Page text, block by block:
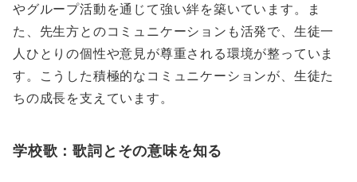
やグループ活動を通じて強い絆を築いています。ま
た、先生方とのコミュニケーションも活発で、生徒一
人ひとりの個性や意見が尊重される環境が整っていま
す。こうした積極的なコミュニケーションが、生徒た
ちの成長を支えています。
学校歌：歌詞とその意味を知る